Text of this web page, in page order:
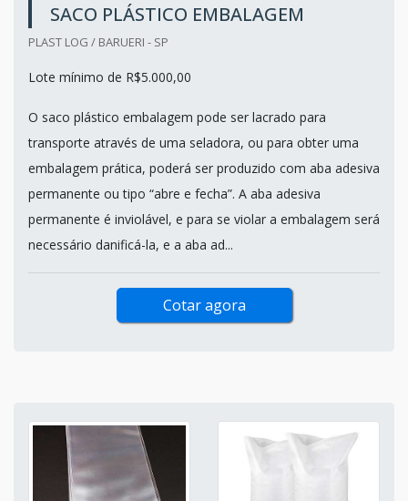
SACO PLÁSTICO EMBALAGEM
PLAST LOG / BARUERI - SP
Lote mínimo de R$5.000,00
O saco plástico embalagem pode ser lacrado para
transporte através de uma seladora, ou para obter uma
embalagem prática, poderá ser produzido com aba adesiva
permanente ou tipo “abre e fecha”. A aba adesiva
permanente é inviolável, e para se violar a embalagem será
necessário danificá-la, e a aba ad...
Cotar agora